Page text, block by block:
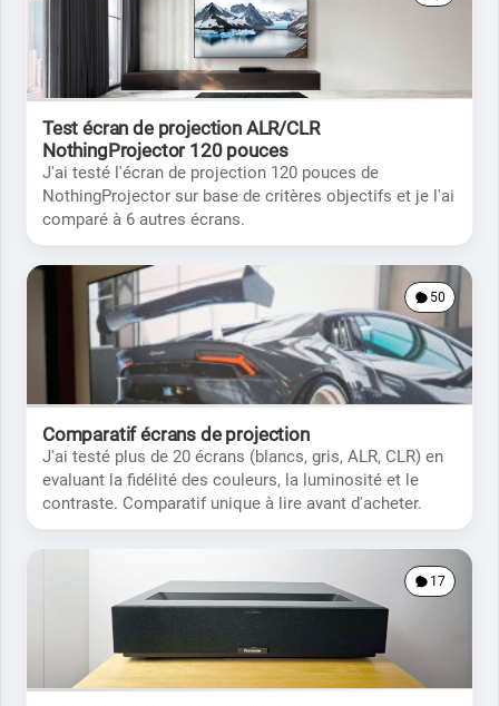
Test écran de projection ALR/CLR
NothingProjector 120 pouces
J'ai testé l'écran de projection 120 pouces de
NothingProjector sur base de critères objectifs et je l'ai
comparé à 6 autres écrans.
50
Comparatif écrans de projection
J'ai testé plus de 20 écrans (blancs, gris, ALR, CLR) en
evaluant la fidélité des couleurs, la luminosité et le
contraste. Comparatif unique à lire avant d'acheter.
17